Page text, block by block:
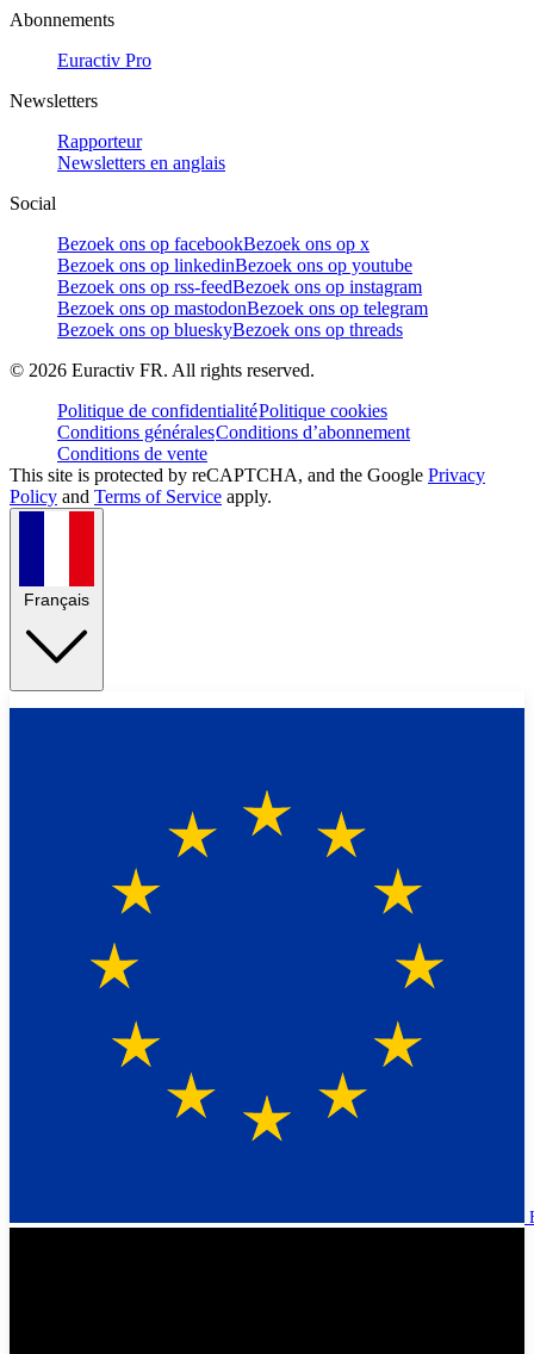
Abonnements
Euractiv Pro
Newsletters
Rapporteur
Newsletters en anglais
Social
Bezoek ons op facebookBezoek ons op x
Bezoek ons op linkedinBezoek ons op youtube
Bezoek ons op rss-feedBezoek ons op instagram
Bezoek ons op mastodonBezoek ons op telegram
Bezoek ons op blueskyBezoek ons op threads
© 2026 Euractiv FR. All rights reserved.
Politique de confidentialitéPolitique cookies
Conditions généralesConditions d’abonnement
Conditions de vente
This site is protected by reCAPTCHA, and the Google Privacy
Policy and Terms of Service apply.
Français